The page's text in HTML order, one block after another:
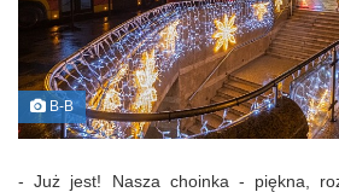
B-B
- Już jest! Nasza choinka - piękna,